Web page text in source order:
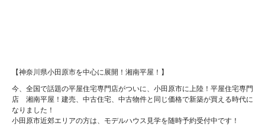
【神奈川県小田原市を中心に展開！湘南平屋！】
今、全国で話題の平屋住宅専門店がついに、小田原市に上陸！平屋住宅専門
店 湘南平屋！建売、中古住宅、中古物件と同じ価格で新築が買える時代に
なりました！
小田原市近郊エリアの方は、モデルハウス見学を随時予約受付中です！